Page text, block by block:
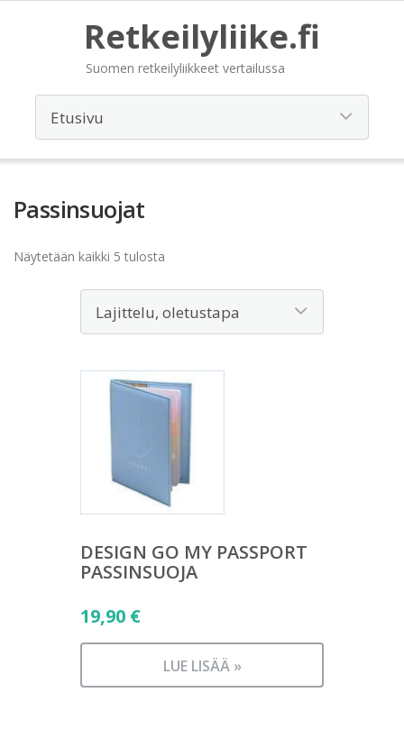
Retkeilyliike.fi
Suomen retkeilyliikkeet vertailussa
Passinsuojat
Näytetään kaikki 5 tulosta
DESIGN GO MY PASSPORT
PASSINSUOJA
19,90 €
LUE LISÄÄ »